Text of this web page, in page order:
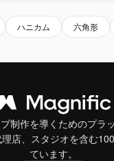
ハニカム 六角形
制作を導くためのプラ
店、スタジオを含む
ています。